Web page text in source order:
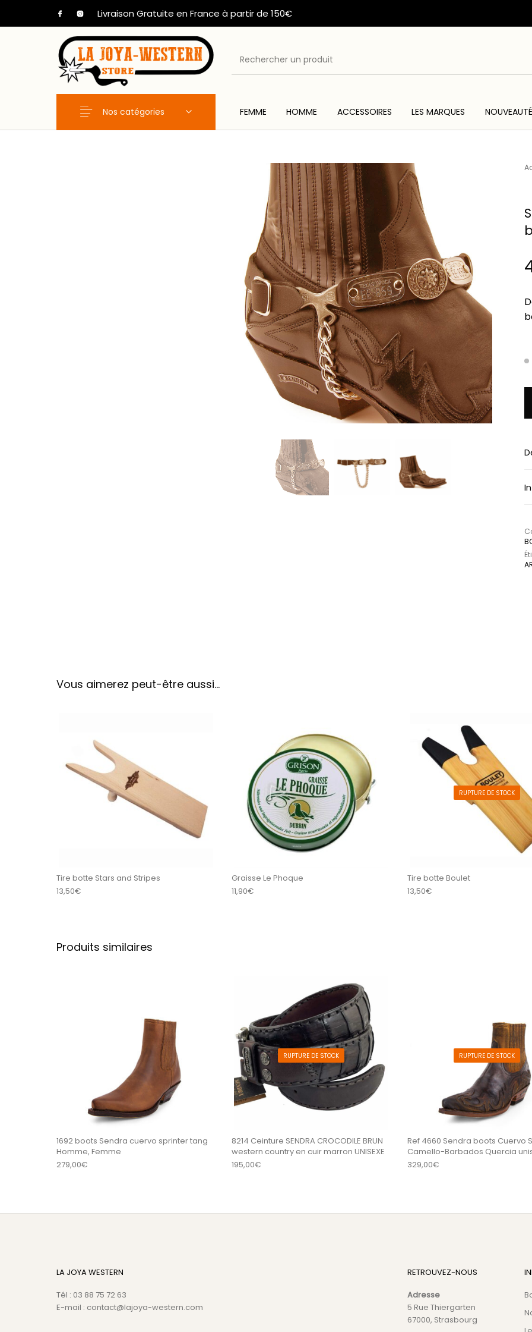
Livraison Gratuite en France à partir de 150€
FEMME HOMME ACCESSOIRES LES MARQUES
Nos catégories
Vous aimerez peut-être aussi…
Tire botte Stars and Stripes
13,50€
Graisse Le Phoque
11,90€
RUPTURE DE STOCK
Tire botte Boulet
13,50€
Produits similaires
1692 boots Sendra cuervo sprinter tang
Homme, Femme
279,00€
Ce produit a plusieurs variations. Les options peuvent être
RUPTURE DE STOCK
8214 Ceinture SENDRA CROCODILE BRUN
western country en cuir marron UNISEXE
195,00€
Ce produit a plusieurs
RUPTURE DE STOCK
Ref 4660 Sendra boots Cuervo
Camello-Barbados Quercia
329,00€
LA JOYA WESTERN
Tél : 03 88 75 72 63
E-mail : contact@lajoya-western.com
RETROUVEZ-NOUS
Adresse
5 Rue Thiergarten
67000, Strasbourg